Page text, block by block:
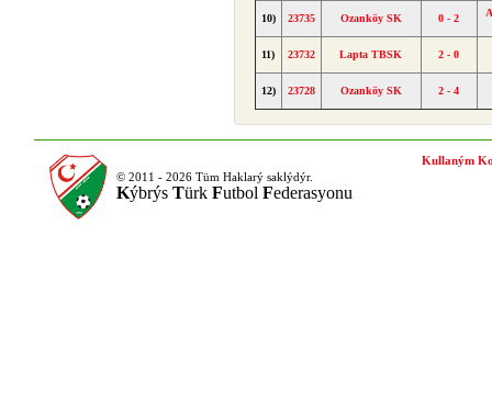
10) 23735 Ozanköy SK 0 - 2
11) 23732 Lapta TBSK 2 - 0
12) 23728 Ozanköy SK 2 - 4
© 2011 - 2026 Tüm Haklarý saklýdýr.
Kýbrýs Türk Futbol Federasyonu
Kullaným